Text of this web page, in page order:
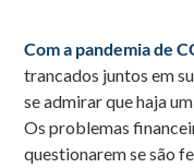
Com a pandemia de
trancados juntos em
se admirar que haja
Os problemas
questionarem se são